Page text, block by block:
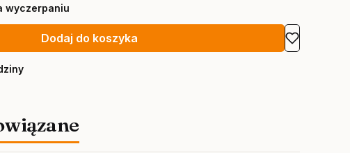
wyczerpaniu
Dodaj do koszyka